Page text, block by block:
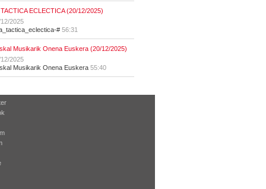
TACTICA ECLECTICA (20/12/2025)
2025
# 56:31
Musikarik Onena Euskera (20/12/2025)
2025
Musikarik Onena Euskera 55:40